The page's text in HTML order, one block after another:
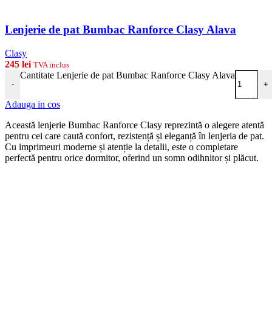
Lenjerie de pat Bumbac Ranforce Clasy Alava
Clasy
245 lei TVA inclus
-
Cantitate Lenjerie de pat Bumbac Ranforce Clasy Alava
+
Adauga in cos
Această lenjerie Bumbac Ranforce Clasy reprezintă o alegere atentă
pentru cei care caută confort, rezistență și eleganță în lenjeria de pat.
Cu imprimeuri moderne și atenție la detalii, este o completare
perfectă pentru orice dormitor, oferind un somn odihnitor și plăcut.